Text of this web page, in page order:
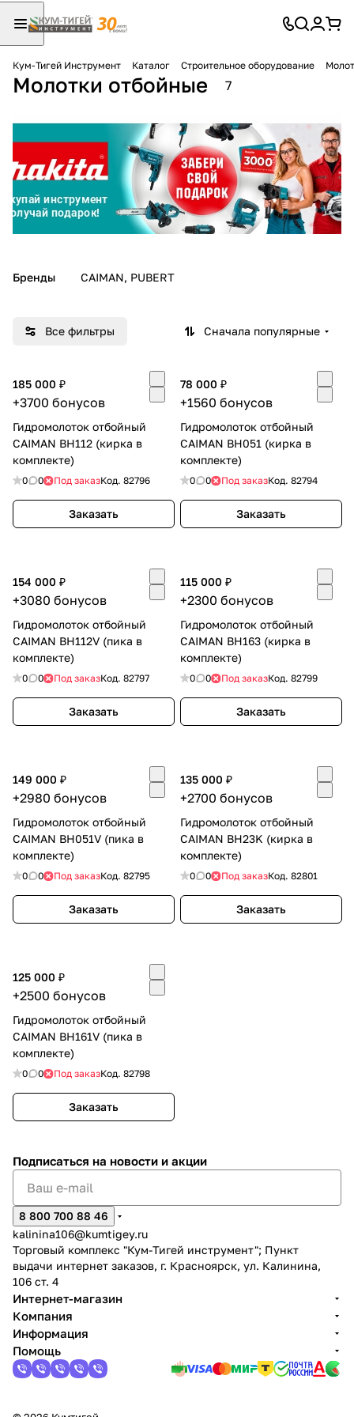
Кум-Тигей Инструмент Каталог Строительное оборудование
Молотки отбойные 7
Бренды CAIMAN, PUBERT
Все фильтры Сначала популярные
185 000 ₽
+3700 бонусов
Гидромолоток отбойный
CAIMAN BH112 (кирка в
комплекте)
0 0 Под заказКод. 82796
Заказать
78 000 ₽
+1560 бонусов
Гидромолоток отбойный
CAIMAN BH051 (кирка в
комплекте)
0 0 Под заказКод. 82794
Заказать
154 000 ₽
+3080 бонусов
Гидромолоток отбойный
CAIMAN BH112V (пика в
комплекте)
0 0 Под заказКод. 82797
Заказать
115 000 ₽
+2300 бонусов
Гидромолоток отбойный
CAIMAN BH163 (кирка в
комплекте)
0 0 Под заказКод. 82799
Заказать
149 000 ₽
+2980 бонусов
Гидромолоток отбойный
CAIMAN BH051V (пика в
комплекте)
0 0 Под заказКод. 82795
Заказать
135 000 ₽
+2700 бонусов
Гидромолоток отбойный
CAIMAN BH23K (кирка в
комплекте)
0 0 Под заказКод. 82801
Заказать
125 000 ₽
+2500 бонусов
Гидромолоток отбойный
CAIMAN BH161V (пика в
комплекте)
0 0 Под заказКод. 82798
Заказать
Подписаться на новости и акции
8 800 700 88 46
kalinina106@kumtigey.ru
Торговый комплекс "Кум-Тигей инструмент"; Пункт
выдачи интернет заказов, г. Красноярск, ул. Калинина,
106 ст. 4
Интернет-магазин
Компания
Информация
Помощь
Для клиентов всех банков
Разбейте
оплату на части
без переплат
Добавляйте товары
в корзину
Оплачивайте сегодня только
25% картой любого банка
Получайте товар
Оставшиеся 75 % будут
списываться
с вашей карты
по25%каждые 2 недели
Подробнее
об оплате Плайтом
раз в 2
недели
Остались вопросы?
8 800 302-02-51
plait.ru